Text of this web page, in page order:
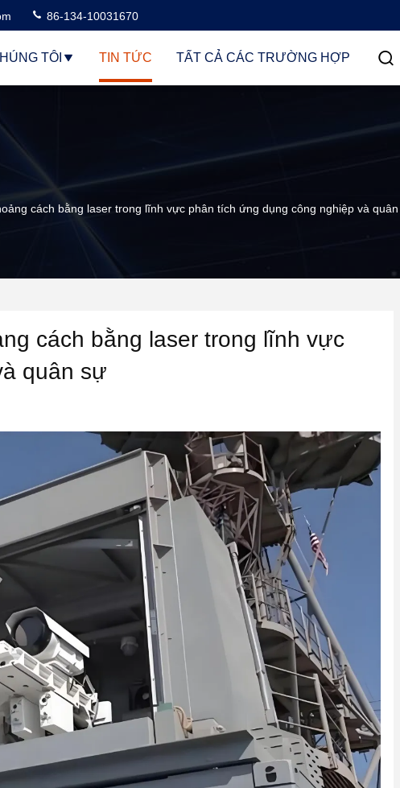
86-134-10031670
TÔI TIN TỨC TẤT CẢ CÁC TRƯỜNG HỢP
cách bằng laser trong lĩnh vực phân tích ứng dụng công nghiệp và
cách bằng laser trong lĩnh vực
quân sự